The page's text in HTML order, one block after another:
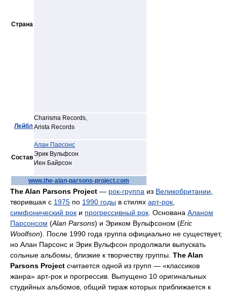
Страна
Лейбл
Charisma Records,
Arista Records
Состав
Алан Парсонс
Эрик Вульфсон
Иен Байрсон
www.the-alan-parsons-project.com
The Alan Parsons Project — рок-группа из Великобритании
творившая с 1975 по 1990 годы в стилях арт-рок
симфонический рок и прогрессивный рок . Основана Аланом
Парсонсом (Alan Parsons) и Эриком Вульфсоном (Eric
Woolfson). После 1990 года группа официально не существует,
но Алан Парсонс и Эрик Вульфсон продолжали выпускать
сольные альбомы, близкие к творчеству группы. The Alan
Parsons Project считается одной из групп — «классиков
жанра» арт-рок и прогрессив. Выпущено 10 оригинальных
студийных альбомов, общий тираж которых приближается к